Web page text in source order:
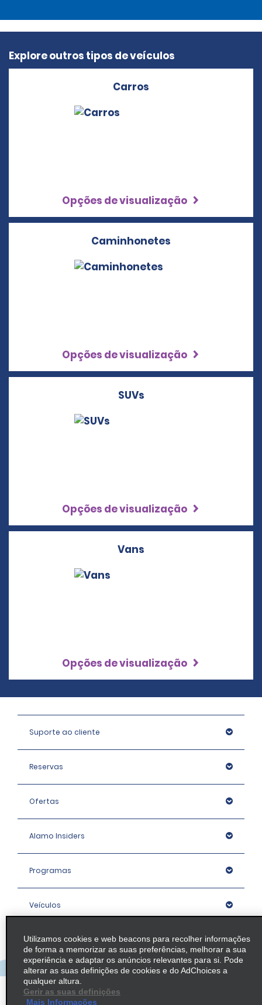
Explore outros tipos de veículos
Carros
Opções de visualização
Caminhonetes
Opções de visualização
SUVs
Opções de visualização
Vans
Opções de visualização
Suporte ao cliente
Reservas
Ofertas
Alamo Insiders
Programas
Veículos
Agências
Empresa
Utilizamos cookies e web beacons para recolher informações
de forma a memorizar as suas preferências, melhorar a sua
experiência e adaptar os anúncios relevantes para si. Pode
alterar as suas definições de cookies e do AdChoices a
qualquer altura.
Gerir as suas definições
Mais Informações